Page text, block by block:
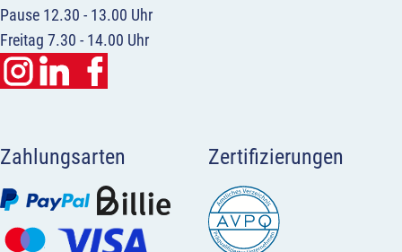
Pause 12.30 - 13.00 Uhr
Freitag 7.30 - 14.00 Uhr
Zahlungsarten Zertifizierungen